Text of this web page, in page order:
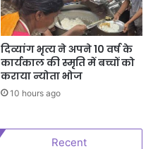
दिव्यांग भृत्य ने अपने 10 वर्ष के
कार्यकाल की स्मृति में बच्चों को
कराया न्योता भोज
10 hours ago
Recent